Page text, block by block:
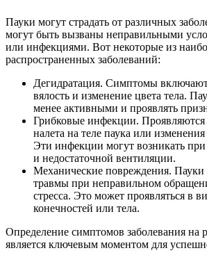
Пауки могут страдать от различных
могут быть вызваны неправильными
или инфекциями. Вот некоторые из
распространенных заболеваний:
Дегидратация. Симптомы
вялость и изменение цвета тела.
менее активными и проявлять
Грибковые инфекции. Проявляются
налета на теле паука или
Эти инфекции могут возникать
и недостаточной вентиляции.
Механические повреждения. Пауки
травмы при неправильном
стресса. Это может проявляться в
конечностей или тела.
Определение симптомов заболевания на
является ключевым моментом для